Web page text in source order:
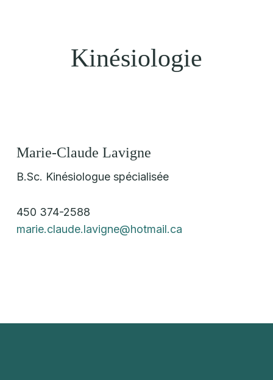
Kinésiologie
Marie-Claude Lavigne
B.Sc. Kinésiologue spécialisée
450 374-2588
marie.claude.lavigne@hotmail.ca